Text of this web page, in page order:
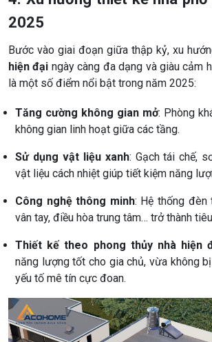
2025
Bước vào giai đoạn giữa thập kỷ, xu
hiện đại ngày càng đa dạng và giàu cảm
là một số điểm nổi bật trong năm 2025:
Tăng cường không gian mở: Phòng
không gian linh hoạt giữa các tầng.
Sử dụng vật liệu xanh: Gạch tái chế,
vật liệu cách nhiệt giúp tiết kiệm năng
Công nghệ thông minh: Hệ thống đèn
vân tay, điều hòa trung tâm… trở thành
Thiết kế theo phong thủy nhà hiện
năng lượng tốt cho gia chủ, vừa không
yếu tố mê tín cực đoan.